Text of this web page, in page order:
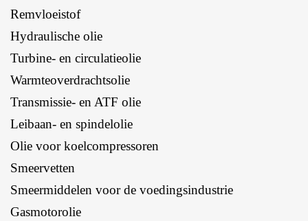
Remvloeistof
Hydraulische olie
Turbine- en circulatieolie
Warmteoverdrachtsolie
Transmissie- en ATF olie
Leibaan- en spindelolie
Olie voor koelcompressoren
Smeervetten
Smeermiddelen voor de voedingsindustrie
Gasmotorolie